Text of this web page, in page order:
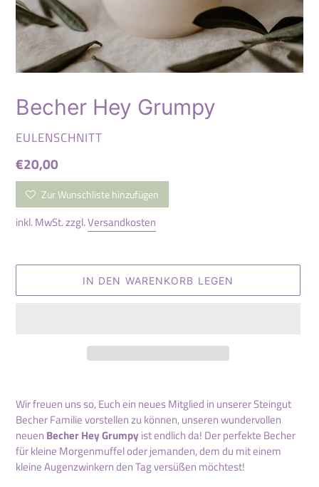
Becher Hey Grumpy
VERKÄUFER
EULENSCHNITT
Normaler
Preis
€20,00
Zur Wunschliste hinzufügen
inkl. MwSt. zzgl.Versandkosten
IN DEN WARENKORB LEGEN
wird
zum
Warenkorb
hinzugefügt
Wir freuen uns so, Euch ein neues Mitglied in unserer Steingut
Becher Familie vorstellen zu können, unseren wundervollen
neuen Becher Hey Grumpy ist endlich da! Der perfekte Becher
für kleine Morgenmuffel oder jemanden, dem du mit einem
kleine Augenzwinkern den Tag versüßen möchtest!